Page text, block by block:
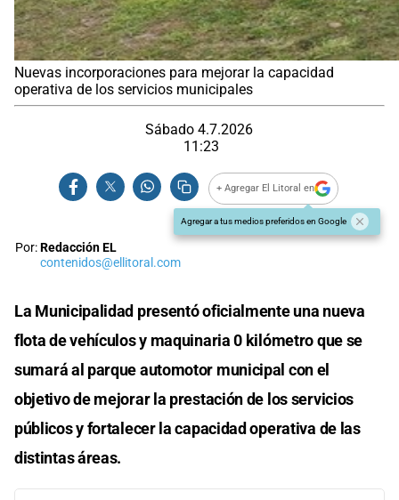
Nuevas incorporaciones para mejorar la capacidad
operativa de los servicios municipales
Sábado 4.7.2026
11:23
+ Agregar El Litoral en
Agregar a tus medios preferidos en Google
Por:Redacción EL
contenidos@ellitoral.com
La Municipalidad presentó oficialmente una nueva
flota de vehículos y maquinaria 0 kilómetro que se
sumará al parque automotor municipal con el
objetivo de mejorar la prestación de los servicios
públicos y fortalecer la capacidad operativa de las
distintas áreas.